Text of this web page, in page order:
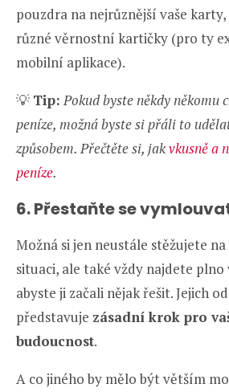
pouzdra na nejrůznější vaše
různé věrnostní kartičky (pro ty
mobilní aplikace).
💡 Tip: Pokud byste někdy někomu
peníze, možná byste si přáli to
způsobem. Přečtěte si, jakvkusně a
peníze.
6. Přestaňte se
Možná si jen neustále stěžujete
situaci, ale také vždy najdete
abyste ji začali nějak řešit. Jejich
představuje zásadní krok pro
budoucnost.
A co jiného by mělo být větším